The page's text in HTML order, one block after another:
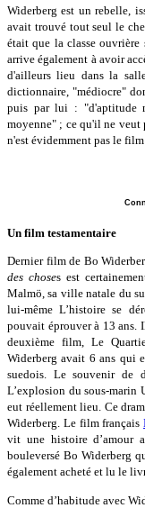
Widerberg est un rebelle,
avait trouvé tout seul le
était que la classe ouvrière
arrive également à avoir
d'ailleurs lieu dans la
dictionnaire, "médiocre"
puis par lui : "d'aptitude
moyenne" ; ce qu'il ne veut
n'est évidemment pas le
Un film testamentaire
Dernier film de Bo
des choses est
Malmö, sa ville natale du
lui-même L’histoire se
pouvait éprouver à 13 ans.
deuxième film, Le
Widerberg avait 6 ans qui
suedois. Le souvenir de
L’explosion du sous-
eut réellement lieu. Ce
Widerberg. Le film français
vit une histoire d’amour
bouleversé Bo Widerberg
également acheté et lu le
Comme d’habitude avec